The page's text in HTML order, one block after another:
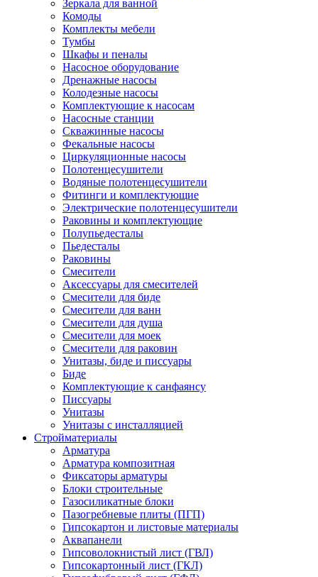
Зеркала для ванной
Комоды
Комплекты мебели
Тумбы
Шкафы и пеналы
Насосное оборудование
Дренажные насосы
Колодезные насосы
Комплектующие к насосам
Насосные станции
Скважинные насосы
Фекальные насосы
Циркуляционные насосы
Полотенцесушители
Водяные полотенцесушители
Фитинги и комплектующие
Электрические полотенцесушители
Раковины и комплектующие
Полупьедесталы
Пьедесталы
Раковины
Смесители
Аксессуары для смесителей
Смесители для биде
Смесители для ванн
Смесители для душа
Смесители для моек
Смесители для раковин
Унитазы, биде и писсуары
Биде
Комплектующие к санфаянсу
Писсуары
Унитазы
Унитазы с инсталляцией
Стройматериалы
Арматура
Арматура композитная
Фиксаторы арматуры
Блоки строительные
Газосиликатные блоки
Пазогребневые плиты (ПГП)
Гипсокартон и листовые материалы
Аквапанели
Гипсоволокнистый лист (ГВЛ)
Гипсокартонный лист (ГКЛ)